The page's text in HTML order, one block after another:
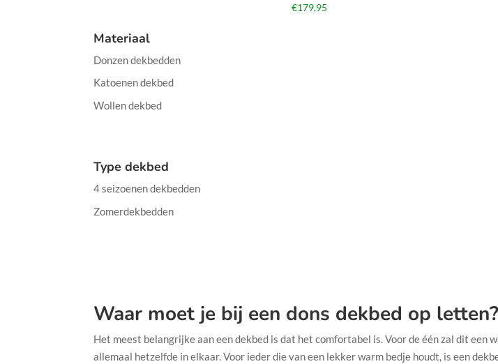
Materiaal
Donzen dekbedden
Katoenen dekbed
Wollen dekbed
Type dekbed
4 seizoenen dekbedden
Zomerdekbedden
€179,95
Waar moet je bij een dons dekbed op letten?
Het meest belangrijke aan een dekbed is dat het comfortabel is. Voor de één zal dit
allemaal hetzelfde in elkaar. Voor ieder die van een lekker warm bedje houdt, is een